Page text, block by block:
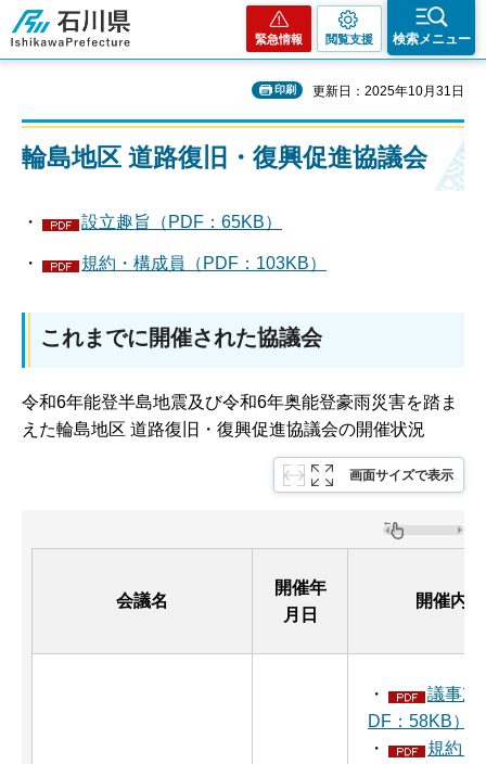
石川県
緊急情報 閲覧支援 検索メニュー
印刷 更新日：2025年10月31日
輪島地区 道路復旧・復興促進協議会
・ 設立趣旨（PDF：65KB）
・ 規約・構成員（PDF：103KB）
これまでに開催された協議会
令和6年能登半島地震及び令和6年奥能登豪雨災害を踏ま
えた輪島地区 道路復旧・復興促進協議会の開催状況
画面サイズで表示
会議名
開催年
月日
開催内容
・
議事次
DF：58KB）
・
規約・